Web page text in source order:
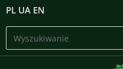
PL UA EN